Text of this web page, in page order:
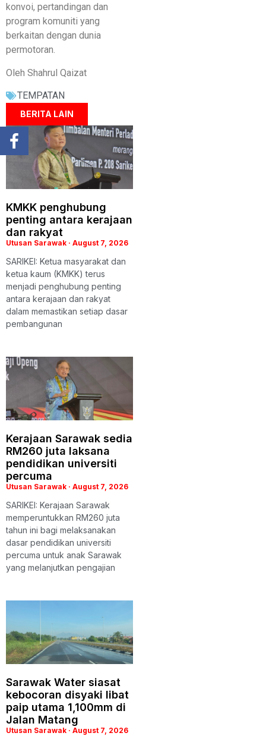
konvoi, pertandingan dan
program komuniti yang
berkaitan dengan dunia
permotoran.
Oleh Shahrul Qaizat
TEMPATAN
BERITA LAIN
KMKK penghubung
penting antara kerajaan
dan rakyat
Utusan Sarawak August 7, 2026
SARIKEI: Ketua masyarakat dan
ketua kaum (KMKK) terus
menjadi penghubung penting
antara kerajaan dan rakyat
dalam memastikan setiap dasar
pembangunan
Kerajaan Sarawak sedia
RM260 juta laksana
pendidikan universiti
percuma
Utusan Sarawak August 7, 2026
SARIKEI: Kerajaan Sarawak
memperuntukkan RM260 juta
tahun ini bagi melaksanakan
dasar pendidikan universiti
percuma untuk anak Sarawak
yang melanjutkan pengajian
Sarawak Water siasat
kebocoran disyaki libat
paip utama 1,100mm di
Jalan Matang
Utusan Sarawak August 7, 2026